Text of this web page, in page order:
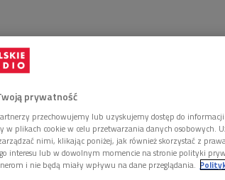
nie tylko śpiewają na proscenium
bardzo dużo do zaoferowania, jak
bardzo krytyczni w stosunku do
co się dzieje w naszym procesie
się na bieżące tematy -
prywatność
przechowujemy lub uzyskujemy dostęp do
w plikach cookie w celu przetwarzania danych osobowych.
nimi, klikając poniżej, jak również skorzystać z
interesu lub w dowolnym momencie na stronie polityki
i nie będą miały wpływu na dane przeglądania.